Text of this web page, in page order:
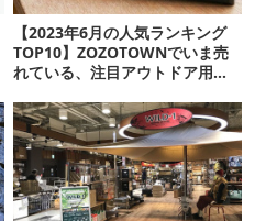
【2023年6月の人気ランキング
TOP10】ZOZOTOWNでいま売
れている、注目アウトドア用品